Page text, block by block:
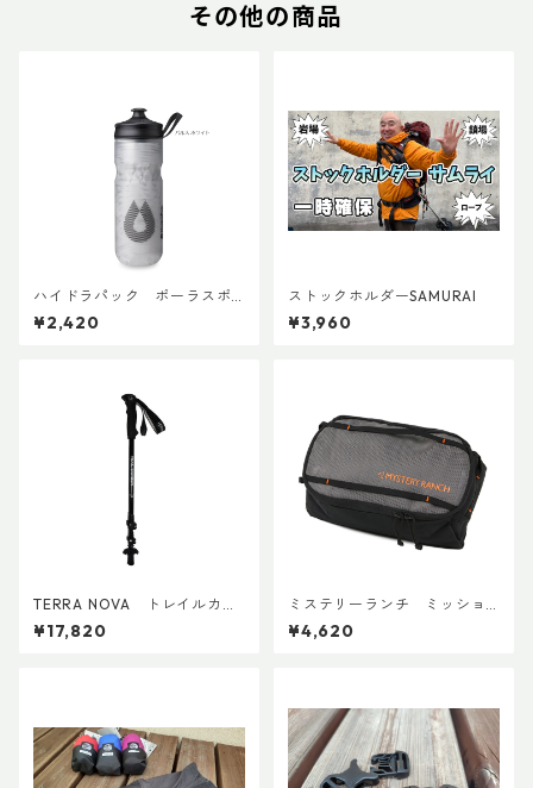
その他の商品
ハイドラパック ポーラスポ
ーツ 600ml
¥2,420
ストックホルダーSAMURAI
¥3,960
TERRA NOVA トレイルカー
ボンADDカスタム Ver.2 (ペ
ア)
¥17,820
ミステリーランチ ミッショ
ンパッキングキューブ M ブ
ラック
¥4,620